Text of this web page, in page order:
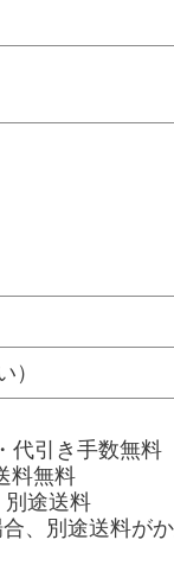
）
代引き手数無料
料無料
途送料
、別途送料が